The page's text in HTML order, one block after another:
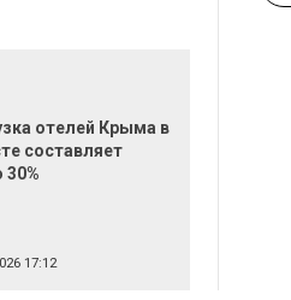
отелей Крыма в
составляет
30%
17:12